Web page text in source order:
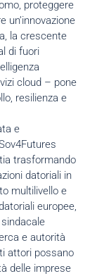
proteggere
un’innovazione
la crescente
di fuori
cloud – pone
resilienza e
e
trasformando
datoriali in
multilivello e
europee,
e autorità
attori possano
delle imprese